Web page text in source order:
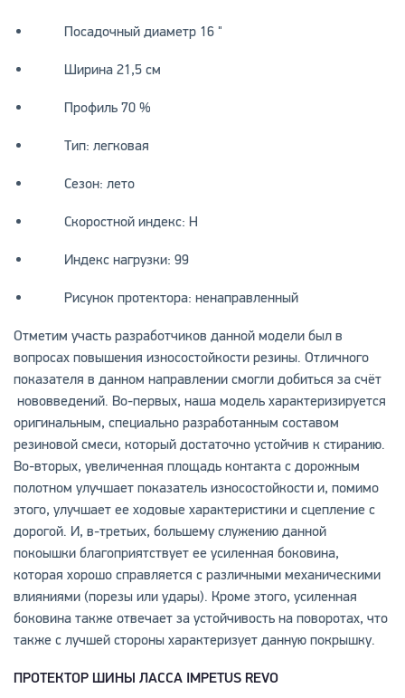
Посадочный диаметр 16 "
Ширина 21,5 см
Профиль 70 %
Тип: легковая
Сезон: лето
Скоростной индекс: H
Индекс нагрузки: 99
Рисунок протектора: ненаправленный
Отметим участь разработчиков данной модели был в
вопросах повышения износостойкости резины. Отличного
показателя в данном направлении смогли добиться за счёт
нововведений. Во-первых, наша модель характеризируется
оригинальным, специально разработанным составом
резиновой смеси, который достаточно устойчив к стиранию.
Во-вторых, увеличенная площадь контакта с дорожным
полотном улучшает показатель износостойкости и, помимо
этого, улучшает ее ходовые характеристики и сцепление с
дорогой. И, в-третьих, большему служению данной
покоышки благоприятствует ее усиленная боковина,
которая хорошо справляется с различными механическими
влияниями (порезы или удары). Кроме этого, усиленная
боковина также отвечает за устойчивость на поворотах, что
также с лучшей стороны характеризует данную покрышку.
ПРОТЕКТОР ШИНЫ ЛАССА IMPETUS REVO